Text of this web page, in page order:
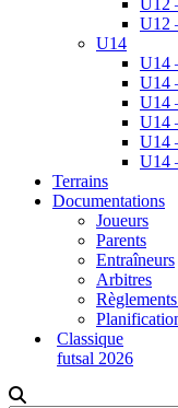
U12
U12
U14
U14
U14
U14
U14
U14
U14
Terrains
Documentations
Joueurs
Parents
Entraîneurs
Arbitres
Classique
futsal 2026